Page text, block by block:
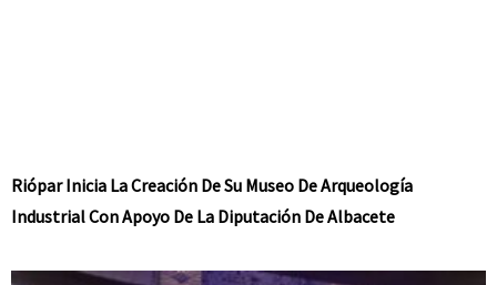
Riópar Inicia La Creación De Su Museo De Arqueología
Industrial Con Apoyo De La Diputación De Albacete